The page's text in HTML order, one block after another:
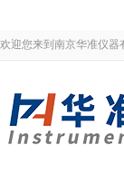
欢迎您来到南京华准仪器